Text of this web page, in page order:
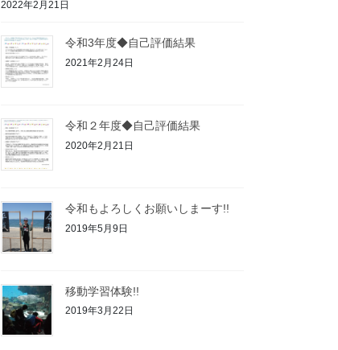
2022年2月21日
令和3年度◆自己評価結果
2021年2月24日
令和２年度◆自己評価結果
2020年2月21日
令和もよろしくお願いしまーす!!
2019年5月9日
移動学習体験!!
2019年3月22日